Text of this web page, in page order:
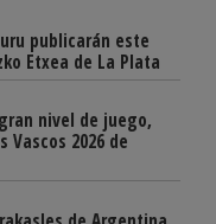
publicarán este
Etxea de La Plata
nivel de juego,
2026 de